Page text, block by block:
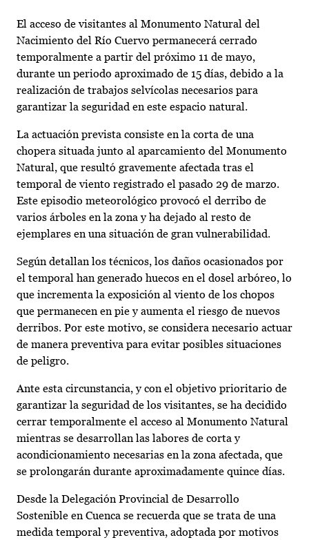
El acceso de visitantes al Monumento Natural del
Nacimiento del Río Cuervo permanecerá cerrado
temporalmente a partir del próximo 11 de mayo,
durante un periodo aproximado de 15 días, debido a la
realización de trabajos selvícolas necesarios para
garantizar la seguridad en este espacio natural.
La actuación prevista consiste en la corta de una
chopera situada junto al aparcamiento del Monumento
Natural, que resultó gravemente afectada tras el
temporal de viento registrado el pasado 29 de marzo.
Este episodio meteorológico provocó el derribo de
varios árboles en la zona y ha dejado al resto de
ejemplares en una situación de gran vulnerabilidad.
Según detallan los técnicos, los daños ocasionados por
el temporal han generado huecos en el dosel arbóreo, lo
que incrementa la exposición al viento de los chopos
que permanecen en pie y aumenta el riesgo de nuevos
derribos. Por este motivo, se considera necesario actuar
de manera preventiva para evitar posibles situaciones
de peligro.
Ante esta circunstancia, y con el objetivo prioritario de
garantizar la seguridad de los visitantes, se ha decidido
cerrar temporalmente el acceso al Monumento Natural
mientras se desarrollan las labores de corta y
acondicionamiento necesarias en la zona afectada, que
se prolongarán durante aproximadamente quince días.
Desde la Delegación Provincial de Desarrollo
Sostenible en Cuenca se recuerda que se trata de una
medida temporal y preventiva, adoptada por motivos